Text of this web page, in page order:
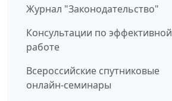
Журнал "Законодательство"
Консультации по эффективной
работе
Всероссийские спутниковые
онлайн-семинары